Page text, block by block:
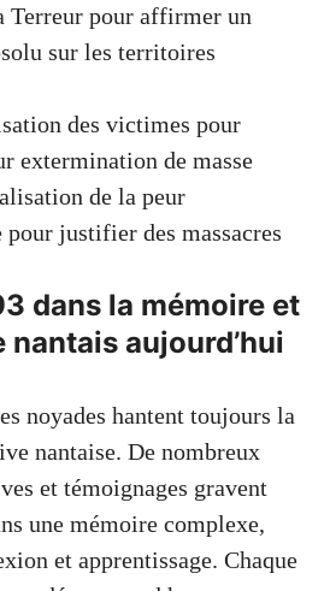
Terreur pour affirmer un
sur les territoires
des victimes pour
extermination de masse
de la peur
pour justifier des massacres
dans la mémoire et
aujourd’hui
noyades hantent toujours la
nantaise. De nombreux
et témoignages gravent
une mémoire complexe,
et apprentissage. Chaque